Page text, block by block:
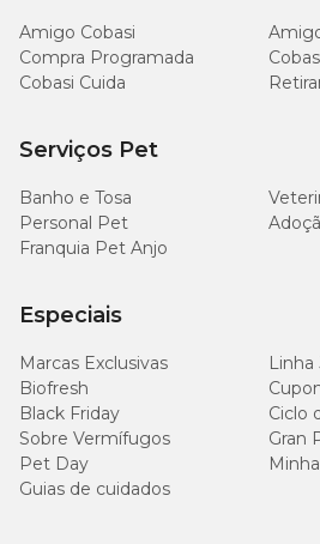
Amigo Cobasi
Compra Programada
Cobasi Cuida
Serviços Pet
Banho e Tosa
Personal Pet
Franquia Pet Anjo
Especiais
Marcas Exclusivas
Linha
Biofresh
Black Friday
Ciclo
Sobre Vermífugos
Gran
Pet Day
Guias de cuidados